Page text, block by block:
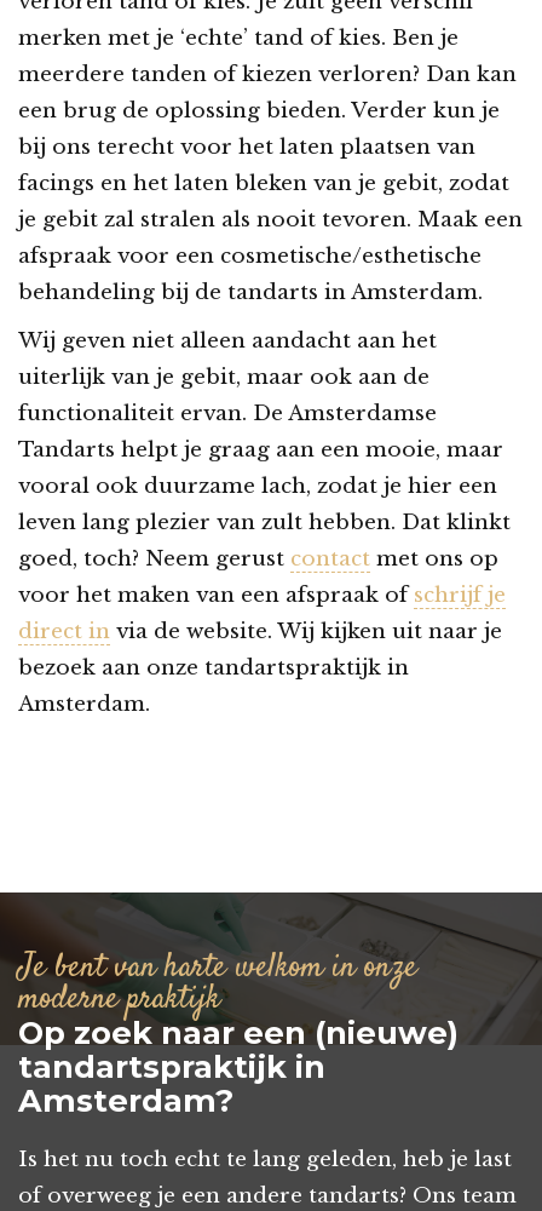
merken met je ‘echte’ tand of kies. Ben je
meerdere tanden of kiezen verloren? Dan kan
een brug de oplossing bieden. Verder kun je
bij ons terecht voor het laten plaatsen van
facings en het laten bleken van je gebit, zodat
je gebit zal stralen als nooit tevoren. Maak een
afspraak voor een cosmetische/esthetische
behandeling bij de tandarts in Amsterdam.
Wij geven niet alleen aandacht aan het
uiterlijk van je gebit, maar ook aan de
functionaliteit ervan. De Amsterdamse
Tandarts helpt je graag aan een mooie, maar
vooral ook duurzame lach, zodat je hier een
leven lang plezier van zult hebben. Dat klinkt
goed, toch? Neem gerust contact met ons op
voor het maken van een afspraak ofschrijf je
direct in via de website. Wij kijken uit naar je
bezoek aan onze tandartspraktijk in
Amsterdam.
Je bent van harte welkom in onze
moderne praktijk
Op zoek naar een (nieuwe)
tandartspraktijk in
Amsterdam?
Is het nu toch echt te lang geleden, heb je last
of overweeg je een andere tandarts? Ons team